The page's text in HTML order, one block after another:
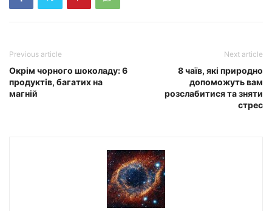
Previous article
Окрім чорного шоколаду: 6
продуктів, багатих на
магній
Next article
8 чаїв, які природно
допоможуть вам
розслабитися та зняти
стрес